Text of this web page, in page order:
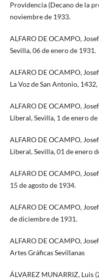
Providencia (Decano de la
noviembre de 1933.
ALFARO DE OCAMPO,
Sevilla, 06 de enero de 1931.
ALFARO DE OCAMPO,
La Voz de San Antonio,
ALFARO DE OCAMPO,
Liberal, Sevilla, 1 de enero
ALFARO DE OCAMPO,
Liberal, Sevilla, 01 de enero
ALFARO DE OCAMPO,
15 de agosto de 1934.
ALFARO DE OCAMPO,
de diciembre de 1931.
ALFARO DE OCAMPO,
Artes Gráficas Sevillanas
ÁLVAREZ MUNARRIZ, Luis